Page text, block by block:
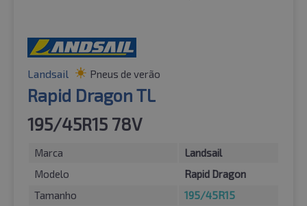
Landsail Pneus de verão
Rapid Dragon TL
195/45R15 78V
Marca
Landsail
Modelo
Rapid Dragon
Tamanho
195/45R15